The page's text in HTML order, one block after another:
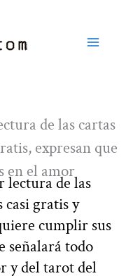
de las cartas
expresan que
en el amor
lectura de las
casi gratis y
cumplir sus
señalará todo
y del tarot del